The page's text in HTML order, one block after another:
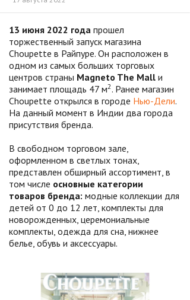
13 июня 2022 года прошел
торжественный запуск магазина
Choupette в Райпуре. Он расположен в
одном из самых больших торговых
центров страны Magneto The Mall и
занимает площадь 47 м2. Ранее магазин
Choupette открылся в городе Нью-Дели.
На данный момент в Индии два города
присутствия бренда.
В свободном торговом зале,
оформленном в светлых тонах,
представлен обширный ассортимент, в
том числе основные категории
товаров бренда: модные коллекции для
детей от 0 до 12 лет, комплекты для
новорожденных, церемониальные
комплекты, одежда для сна, нижнее
белье, обувь и аксессуары.